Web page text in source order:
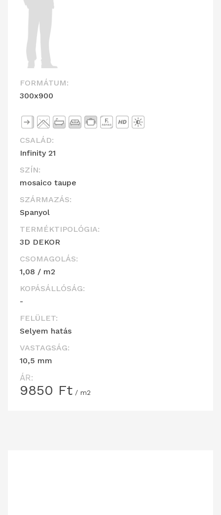
FORMÁTUM:
300x900
CSALÁD:
Infinity 21
SZÍN:
mosaico taupe
SZÁRMAZÁS:
Spanyol
TERMÉKTIPOLÓGIA:
3D DEKOR
CSOMAGOLÁS:
1,08 / m2
KOPÁSÁLLÓSÁG:
-
FELÜLET:
Selyem hatás
VASTAGSÁG:
10,5 mm
ÁR:
9850 Ft / m2